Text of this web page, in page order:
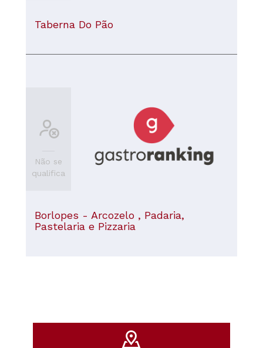
Taberna Do Pão
Não se
qualifica
Borlopes - Arcozelo , Padaria,
Pastelaria e Pizzaria